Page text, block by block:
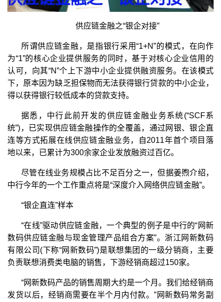
供应链金融之“银企对接”
所谓供应链金融，是指银行采用“1+N”的模式，在向作
为“1”的核心企业提供服务的同时，基于对核心企业信用的
认可，向其“N”个上下游中小企业提供融资服务。在该模式
下，原本因为缺乏担保物而无法获得银行贷款的中小企业，
得以获得银行较低成本的贷款支持。
据悉，中行此前开发的供应链金融业务系统(“SCF系
统”)，已实现供应链金融操作的全覆盖，通过网银、银企直
连等方式拓展在线供应链金融业务，自2011年首个项目落
地以来，已累计为300余家企业发放融资过百亿。
尽管在线业务规模占比不足百分之一，但据姜煦介绍，
中行今年的一个工作重点将是“深度介入网络供应链金融”。
“银企直连”样本
“在线”驱动供应链金融，一个典型的例子是中行的“网新
数码供应链金融与现金管理产品组合方案”。浙江网新数码
有限公司(下称“网新数码”)是联想集团的一级分销商，主要
负责联想消费类电脑的销售，下游经销商超过150家。
“网新数码产品的销售周期大约是一个月。我们给经销商
发货以后，经销商需要在半个月内付款。”网新数码常务副